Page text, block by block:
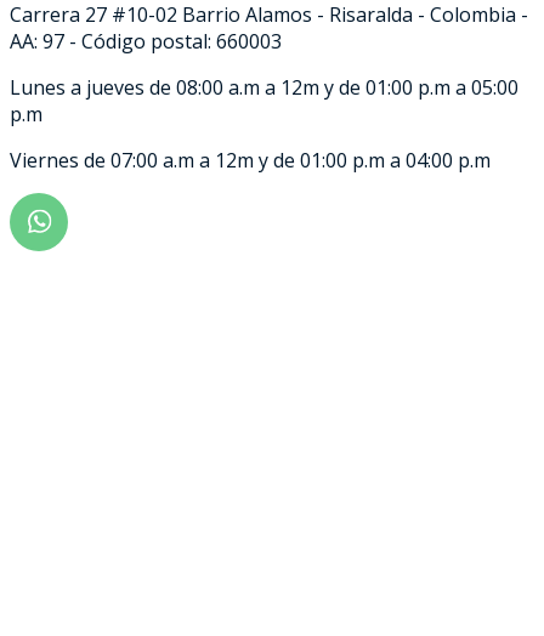
Carrera 27 #10-02 Barrio Alamos - Risaralda - Colombia -
AA: 97 - Código postal: 660003
Lunes a jueves de 08:00 a.m a 12m y de 01:00 p.m a 05:00
p.m
Viernes de 07:00 a.m a 12m y de 01:00 p.m a 04:00 p.m